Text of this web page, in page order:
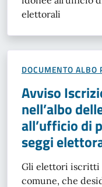
elettorali
DOCUMENTO ALBO
Avviso
nell’albo
all’ufficio di
seggi
Gli elettori iscritti
comune, che